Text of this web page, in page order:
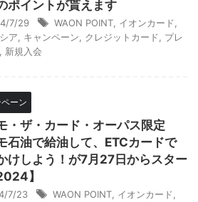
ポイントが貰えます
7/29 WAON POINT イオンカード
ア
キャンペーン クレジットカード
プレ
新規入会
ーン
・ザ・カード・オーパス限定
石油で給油して、ETCカードで
けしよう！が7月27日からスター
】
7/23 WAON POINT イオンカード